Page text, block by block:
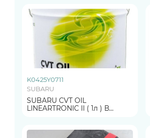
K0425Y0711
SUBARU
SUBARU CVT OIL
LINEARTRONIC II ( 1л ) В